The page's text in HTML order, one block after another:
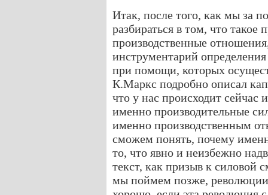
Итак, после того, как мы за
разбираться в том, что
производственные
инструментарий
при помощи, которых
К.Маркс подробно описал
что у нас происходит
именно производительные
именно производственным
сможем понять, почему
то, что явно и неизбежно
текст, как призыв к силовой
мы поймем позже, революции